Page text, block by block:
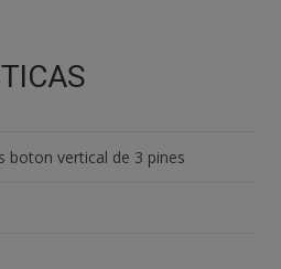
boton vertical de 3 pines